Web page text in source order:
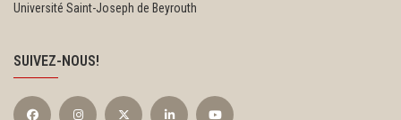
Université Saint-Joseph de Beyrouth
SUIVEZ-NOUS!